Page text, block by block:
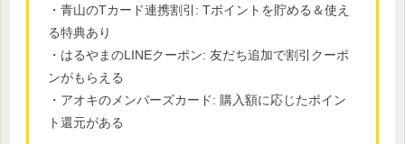
・青山のTカード連携割引: Tポイントを貯める＆使え
る特典あり
・はるやまのLINEクーポン: 友だち追加で割引クーポ
ンがもらえる
・アオキのメンバーズカード: 購入額に応じたポイン
ト還元がある